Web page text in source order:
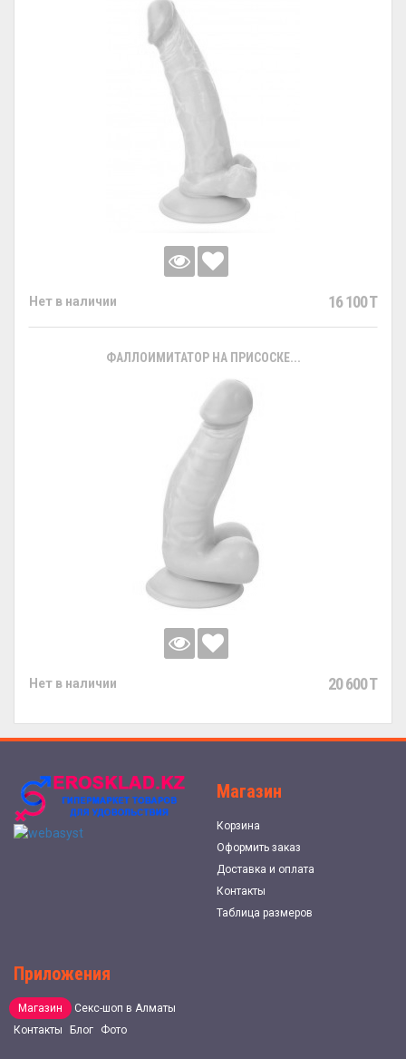
Нет в наличии 16 100 T
ФАЛЛОИМИТАТОР НА ПРИСОСКЕ...
Нет в наличии 20 600 T
Магазин
Корзина
Оформить заказ
Доставка и оплата
Контакты
Таблица размеров
Приложения
Магазин
Секс-шоп в Алматы
Контакты
Блог Фото